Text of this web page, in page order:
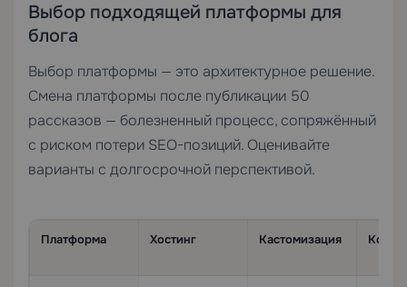
Выбор подходящей платформы для
блога
Выбор платформы — это архитектурное решение.
Смена платформы после публикации 50
рассказов — болезненный процесс, сопряжённый
с риском потери SEO-позиций. Оценивайте
варианты с долгосрочной перспективой.
Платформа Хостинг Кастомизация